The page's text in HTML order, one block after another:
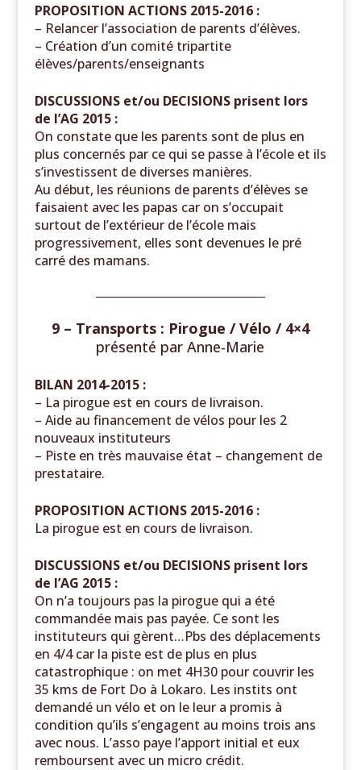
PROPOSITION ACTIONS 2015-2016 :
– Relancer l’association de parents d’élèves.
– Création d’un comité tripartite
élèves/parents/enseignants
DISCUSSIONS et/ou DECISIONS prisent lors
de l’AG 2015 :
On constate que les parents sont de plus en
plus concernés par ce qui se passe à l’école et ils
s’investissent de diverses manières.
Au début, les réunions de parents d’élèves se
faisaient avec les papas car on s’occupait
surtout de l’extérieur de l’école mais
progressivement, elles sont devenues le pré
carré des mamans.
9 – Transports : Pirogue / Vélo / 4×4
présenté parAnne-Marie
BILAN 2014-2015 :
– La pirogue est en cours de livraison.
– Aide au financement de vélos pour les 2
nouveaux instituteurs
– Piste en très mauvaise état – changement de
prestataire.
PROPOSITION ACTIONS 2015-2016 :
La pirogue est en cours de livraison.
DISCUSSIONS et/ou DECISIONS prisent lors
de l’AG 2015 :
On n’a toujours pas la pirogue qui a été
commandée mais pas payée. Ce sont les
instituteurs qui gèrent…Pbs des déplacements
en 4/4 car la piste est de plus en plus
catastrophique : on met 4H30 pour couvrir les
35 kms de Fort Do à Lokaro. Les instits ont
demandé un vélo et on le leur a promis à
condition qu’ils s’engagent au moins trois ans
avec nous. L’asso paye l’apport initial et eux
remboursent avec un micro crédit.